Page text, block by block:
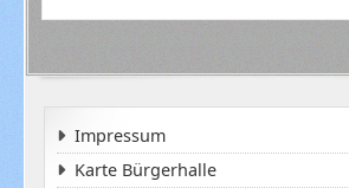
Impressum
Karte Bürgerhalle